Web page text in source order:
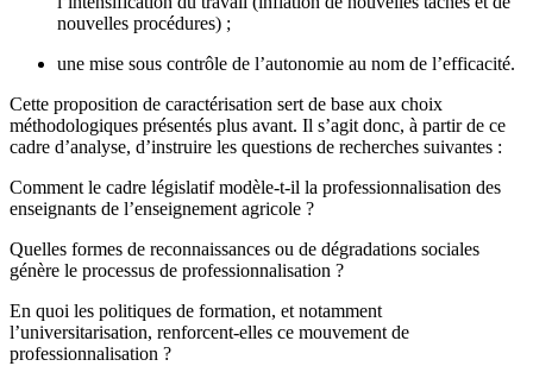
nouvelles procédures) ;
une mise sous contrôle de l’autonomie au nom de l’efficacité.
Cette proposition de caractérisation sert de base aux choix
méthodologiques présentés plus avant. Il s’agit donc, à partir de ce
cadre d’analyse, d’instruire les questions de recherches suivantes :
Comment le cadre législatif modèle-t-il la professionnalisation des
enseignants de l’enseignement agricole ?
Quelles formes de reconnaissances ou de dégradations sociales
génère le processus de professionnalisation ?
En quoi les politiques de formation, et notamment
l’universitarisation, renforcent-elles ce mouvement de
professionnalisation ?